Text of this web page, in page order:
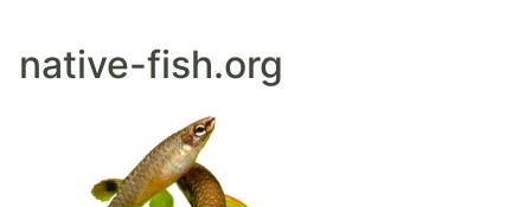
native-fish.org